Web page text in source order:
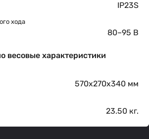
IP23S
хода
80–95 В
весовые характеристики
570x270x340 мм
23.50 кг.